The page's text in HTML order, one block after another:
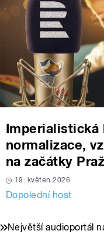
Imperialistická
normalizace,
na začátky
19. květen 2026
Dopolední host
Největší audioportál